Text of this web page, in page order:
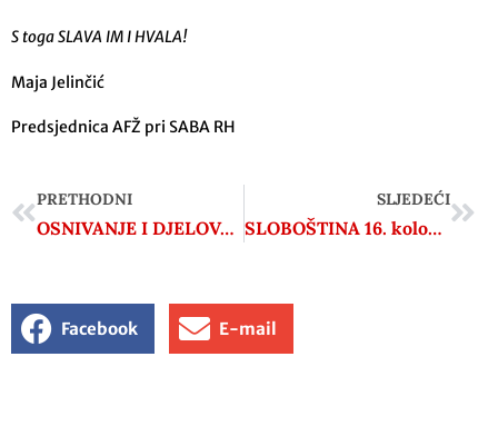
S toga SLAVA IM I HVALA!
Maja Jelinčić
Predsjednica AFŽ pri SABA RH
PRETHODNI
OSNIVANJE I DJELOVANJE PARTIZANSKE NJEMAČKE ČETE ERNST THÄLMANN
SLJEDEĆI
SLOBOŠTINA 16. kolovoza 1942.
Facebook E-mail